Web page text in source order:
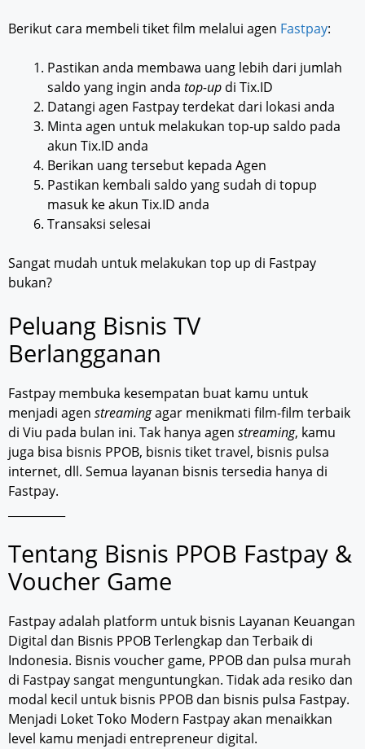
Berikut cara membeli tiket film melalui agen Fastpay:
Pastikan anda membawa uang lebih dari jumlah
saldo yang ingin anda top-up di Tix.ID
Datangi agen Fastpay terdekat dari lokasi anda
Minta agen untuk melakukan top-up saldo pada
akun Tix.ID anda
Berikan uang tersebut kepada Agen
Pastikan kembali saldo yang sudah di topup
masuk ke akun Tix.ID anda
Transaksi selesai
Sangat mudah untuk melakukan top up di Fastpay
bukan?
Peluang Bisnis TV
Berlangganan
Fastpay membuka kesempatan buat kamu untuk
menjadi agen streamingagar menikmati film-film terbaik
di Viu pada bulan ini. Tak hanya agen streaming, kamu
juga bisa bisnis PPOB, bisnis tiket travel, bisnis pulsa
internet, dll. Semua layanan bisnis tersedia hanya di
Fastpay.
Tentang Bisnis PPOB Fastpay &
Voucher Game
Fastpay adalah platform untuk bisnis Layanan Keuangan
Digital dan Bisnis PPOB Terlengkap dan Terbaik di
Indonesia. Bisnis voucher game, PPOB dan pulsa murah
di Fastpay sangat menguntungkan. Tidak ada resiko dan
modal kecil untuk bisnis PPOB dan bisnis pulsa Fastpay.
Menjadi Loket Toko Modern Fastpay akan menaikkan
level kamu menjadi entrepreneur digital.